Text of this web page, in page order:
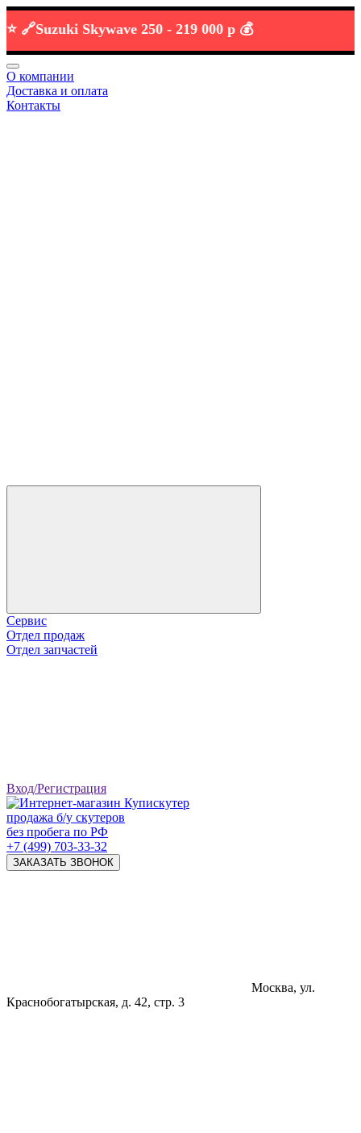
Suzuki Skywave 250 -219 000 р 💰
О компании
Доставка и оплата
Контакты
Сервис
Отдел продаж
Отдел запчастей
Вход/Регистрация
продажа б/у скутеров
без пробега по РФ
+7 (499) 703-33-32
ЗАКАЗАТЬ ЗВОНОК
Москва, ул.
Краснобогатырская, д. 42, стр. 3